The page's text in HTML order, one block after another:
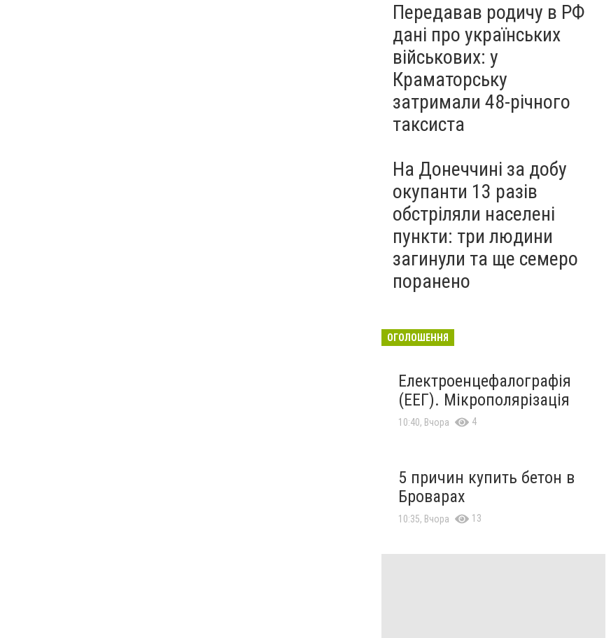
Передавав родичу в РФ
дані про українських
військових: у
Краматорську
затримали 48-річного
таксиста
На Донеччині за добу
окупанти 13 разів
обстріляли населені
пункти: три людини
загинули та ще семеро
поранено
ОГОЛОШЕННЯ
Електроенцефалографія
(ЕЕГ). Мікрополярізація
10:40, Вчора 4
5 причин купить бетон в
Броварах
10:35, Вчора 13